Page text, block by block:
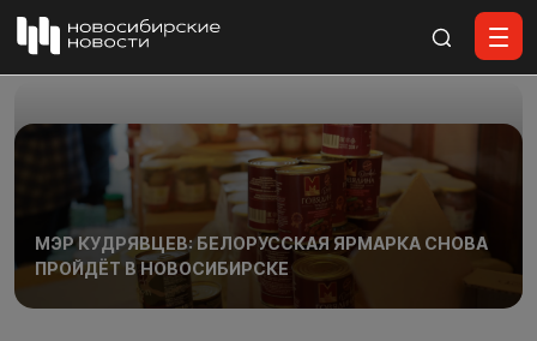
МЭР КУДРЯВЦЕВ: БЕЛОРУССКАЯ ЯРМАРКА СНОВА
ПРОЙДЁТ В НОВОСИБИРСКЕ